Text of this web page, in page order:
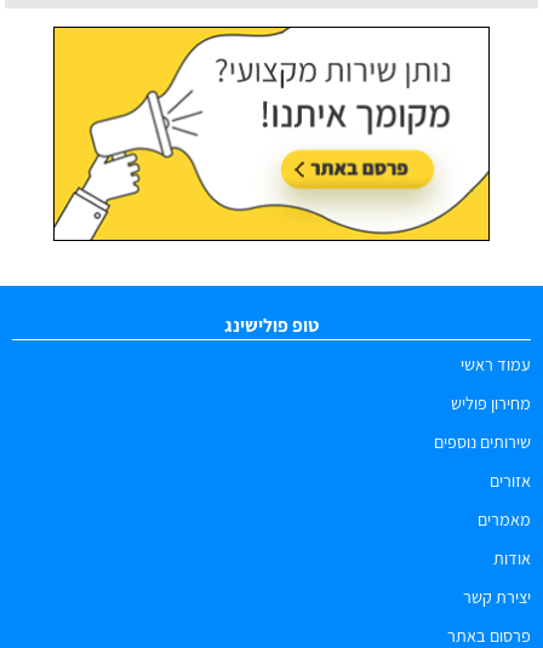
טופ פולישינג
עמוד ראשי
מחירון פוליש
שירותים נוספים
אזורים
מאמרים
אודות
יצירת קשר
פרסום באתר